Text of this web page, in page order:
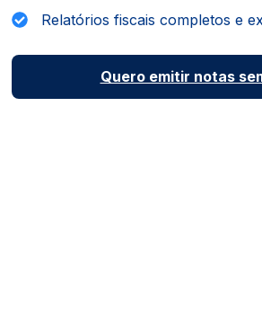
Relatórios fiscais completos e
Quero emitir notas